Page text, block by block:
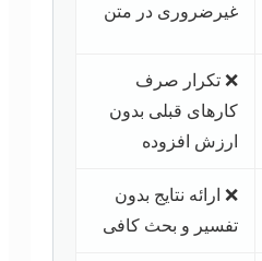
غیرضروری در متن
❌ تکرار صرف
کارهای قبلی بدون
ارزش افزوده
❌ ارائه نتایج بدون
تفسیر و بحث کافی